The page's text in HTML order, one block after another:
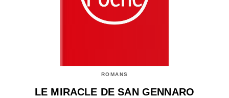
ROMANS
LE MIRACLE DE SAN GENNARO